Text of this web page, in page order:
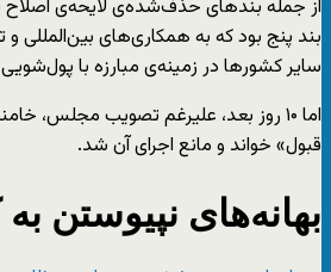
از جمله بندهای حذف‌شده‌ی لایحه‌ی اصلاح
بند پنج بود که به همکاری‌های بین‌المللی و
سایر کشورها در زمینه‌ی مبارزه با
اما ۱۰ روز بعد، علیرغم تصویب مجلس،
قبول» خواند و مانع اجرای آن شد.
بهانه‌های نپیوستن